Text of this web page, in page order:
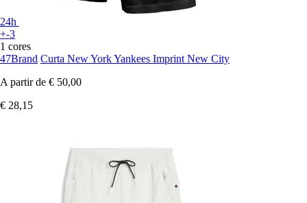
24h
+-3
1 cores
47Brand Curta New York Yankees Imprint New City
A partir de € 50,00
€ 28,15